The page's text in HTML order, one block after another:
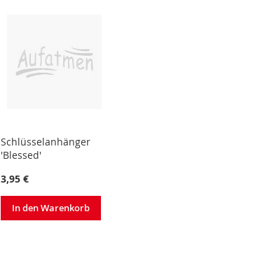
Schlüsselanhänger
'Blessed'
3,95 €
In den Warenkorb